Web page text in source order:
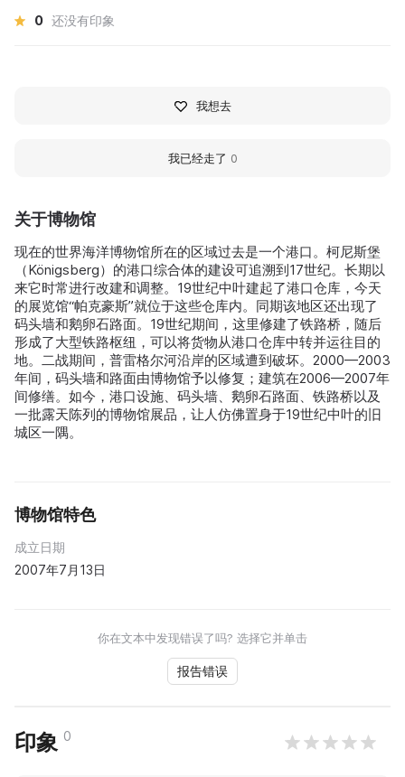
关于博物馆
现在的世界海洋博物馆所在的区域过去是一个港口。柯尼斯堡
（Königsberg）的港口综合体的建设可追溯到17世纪。长期以
来它时常进行改建和调整。19世纪中叶建起了港口仓库，今天
的展览馆“帕克豪斯”就位于这些仓库内。同期该地区还出现了
码头墙和鹅卵石路面。19世纪期间，这里修建了铁路桥，随后
形成了大型铁路枢纽，可以将货物从港口仓库中转并运往目的
地。二战期间，普雷格尔河沿岸的区域遭到破坏。2000—2003
年间，码头墙和路面由博物馆予以修复；建筑在2006—2007年
间修缮。如今，港口设施、码头墙、鹅卵石路面、铁路桥以及
一批露天陈列的博物馆展品，让人仿佛置身于19世纪中叶的旧
城区一隅。
博物馆特色
成立日期
2007年7月13日
你在文本中发现错误了吗? 选择它并单击
报告错误
印象 0
0 还没有印象
我想去
我已经走了 0